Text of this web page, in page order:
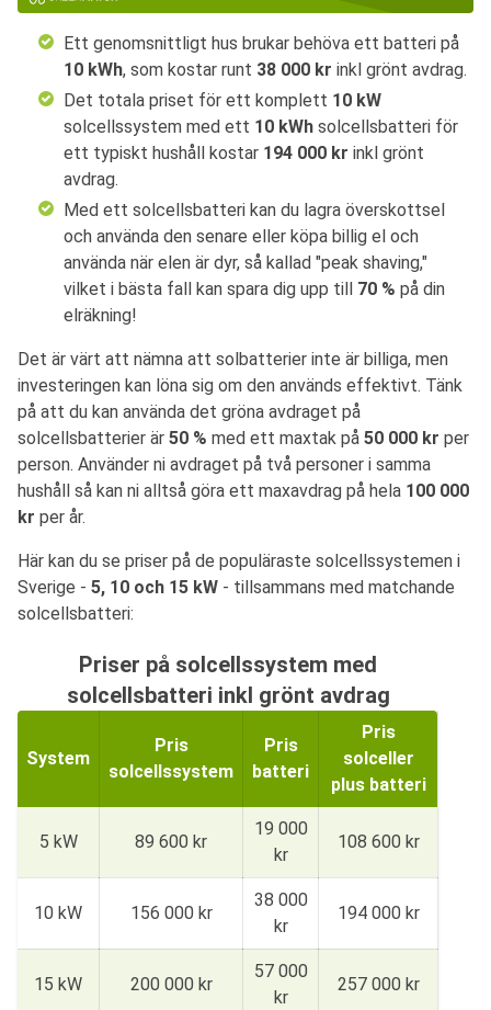
Ett genomsnittligt hus brukar behöva ett batteri på
10 kWh, som kostar runt 38 000 kr inkl grönt avdrag.
Det totala priset för ett komplett 10 kW
solcellssystem med ett 10 kWh solcellsbatteri för
ett typiskt hushåll kostar 194 000 kr inkl grönt
avdrag.
Med ett solcellsbatteri kan du lagra överskottsel
och använda den senare eller köpa billig el och
använda när elen är dyr, så kallad "peak shaving,"
vilket i bästa fall kan spara dig upp till 70 % på din
elräkning!
Det är värt att nämna att solbatterier inte är billiga, men
investeringen kan löna sig om den används effektivt. Tänk
på att du kan använda det gröna avdraget på
solcellsbatterier är 50 % med ett maxtak på 50 000 kr per
person. Använder ni avdraget på två personer i samma
hushåll så kan ni alltså göra ett maxavdrag på hela 100 000
kr per år.
Här kan du se priser på de populäraste solcellssystemen i
Sverige - 5, 10 och 15 kW - tillsammans med matchande
solcellsbatteri:
Priser på solcellssystem med
solcellsbatteri inkl grönt avdrag
System
Pris
solcellssystem
Pris
batteri
Pris
solceller
plus batteri
5 kW 89 600 kr
19 000
kr
108 600 kr
10 kW 156 000 kr
38 000
kr
194 000 kr
15 kW 200 000 kr
57 000
kr
257 000 kr